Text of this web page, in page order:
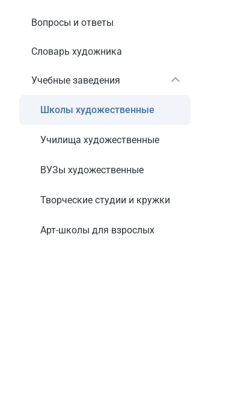
Вопросы и ответы
Словарь художника
Учебные заведения
Школы художественные
Училища художественные
ВУЗы художественные
Творческие студии и кружки
Арт-школы для взрослых